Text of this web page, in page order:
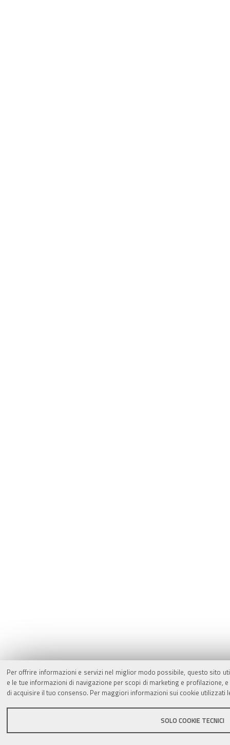
Per offrire informazioni e servizi nel miglior modo possibile, questo sito
e le tue informazioni di navigazione per scopi di marketing e
di acquisire il tuo consenso. Per maggiori informazioni sui cookie utilizzati
SOLO COOKIE TECNICI